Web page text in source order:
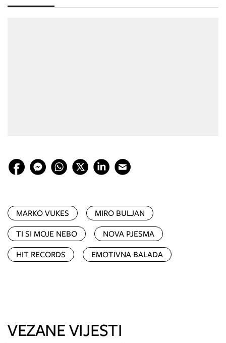
MARKO VUKES
MIRO BULJAN
TI SI MOJE NEBO
NOVA PJESMA
HIT RECORDS
EMOTIVNA BALADA
VEZANE VIJESTI